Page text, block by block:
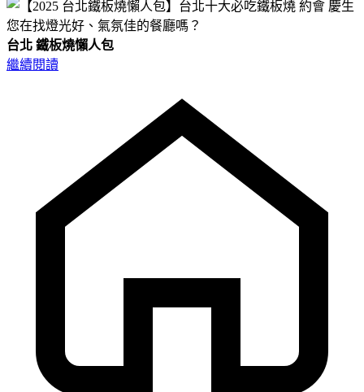
您在找燈光好、氣氛佳的餐廳嗎？
台北 鐵板燒懶人包
繼續閱讀